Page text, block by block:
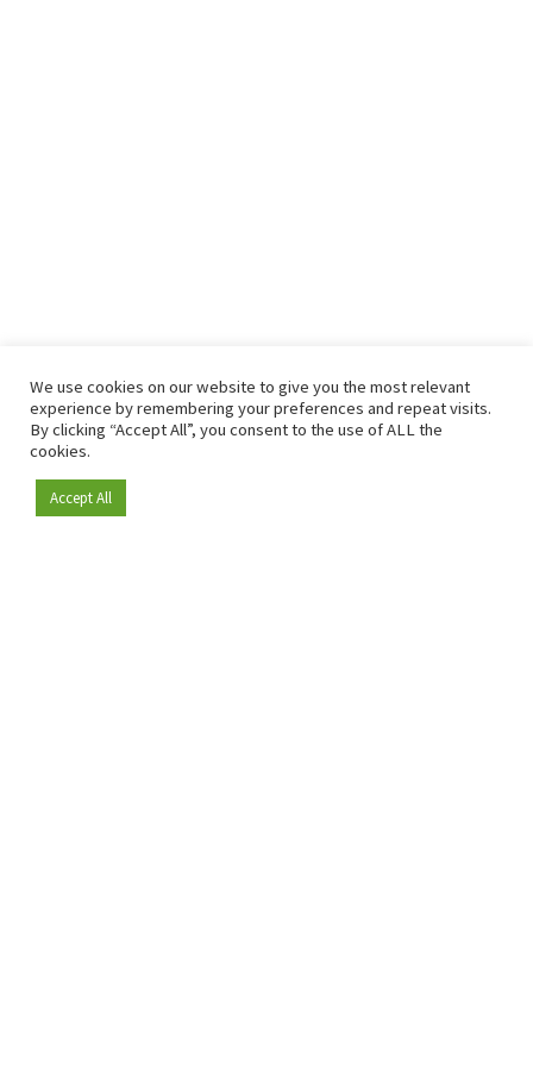
We use cookies on our website to give you the most relevant
experience by remembering your preferences and repeat visits.
By clicking “Accept All”, you consent to the use of ALL the
cookies.
Accept All